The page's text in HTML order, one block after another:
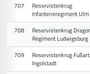
707
Reservistenkrug
Infanterieregiment Ulm
708
Reservistenkrug
Regiment Ludwigsburg
709
Reservistenkrug
Ingolstadt